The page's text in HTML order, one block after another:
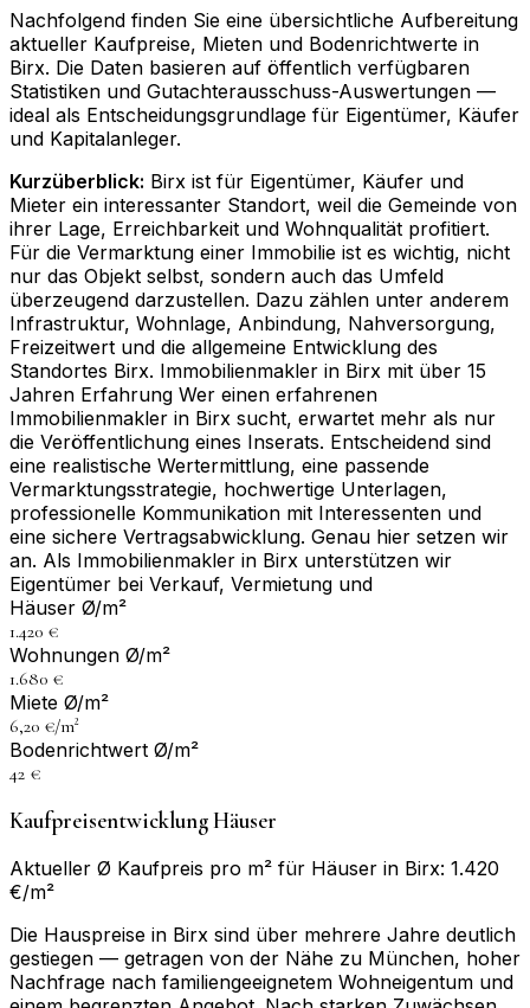
Nachfolgend finden Sie eine übersichtliche Aufbereitung
aktueller Kaufpreise, Mieten und Bodenrichtwerte in
Birx. Die Daten basieren auf öffentlich verfügbaren
Statistiken und Gutachterausschuss-Auswertungen —
ideal als Entscheidungsgrundlage für Eigentümer, Käufer
und Kapitalanleger.
Kurzüberblick: Birx ist für Eigentümer, Käufer und
Mieter ein interessanter Standort, weil die Gemeinde von
ihrer Lage, Erreichbarkeit und Wohnqualität profitiert.
Für die Vermarktung einer Immobilie ist es wichtig, nicht
nur das Objekt selbst, sondern auch das Umfeld
überzeugend darzustellen. Dazu zählen unter anderem
Infrastruktur, Wohnlage, Anbindung, Nahversorgung,
Freizeitwert und die allgemeine Entwicklung des
Standortes Birx. Immobilienmakler in Birx mit über 15
Jahren Erfahrung Wer einen erfahrenen
Immobilienmakler in Birx sucht, erwartet mehr als nur
die Veröffentlichung eines Inserats. Entscheidend sind
eine realistische Wertermittlung, eine passende
Vermarktungsstrategie, hochwertige Unterlagen,
professionelle Kommunikation mit Interessenten und
eine sichere Vertragsabwicklung. Genau hier setzen wir
an. Als Immobilienmakler in Birx unterstützen wir
Eigentümer bei Verkauf, Vermietung und
Häuser Ø/m²
1.420 €
Wohnungen Ø/m²
1.680 €
Miete Ø/m²
6,20 €/m²
Bodenrichtwert Ø/m²
42 €
Kaufpreisentwicklung Häuser
Aktueller Ø Kaufpreis pro m² für Häuser in Birx: 1.420
€/m²
Die Hauspreise in Birx sind über mehrere Jahre deutlich
gestiegen — getragen von der Nähe zu München, hoher
Nachfrage nach familiengeeignetem Wohneigentum und